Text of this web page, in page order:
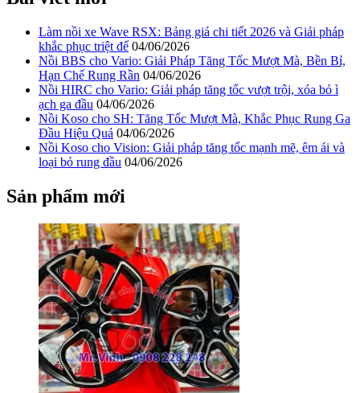
Làm nồi xe Wave RSX: Bảng giá chi tiết 2026 và Giải pháp
khắc phục triệt để 04/06/2026
Nồi BBS cho Vario: Giải Pháp Tăng Tốc Mượt Mà, Bền Bỉ,
Hạn Chế Rung Rần 04/06/2026
Nồi HIRC cho Vario: Giải pháp tăng tốc vượt trội, xóa bỏ ì
ạch ga đầu 04/06/2026
Nồi Koso cho SH: Tăng Tốc Mượt Mà, Khắc Phục Rung Ga
Đầu Hiệu Quả 04/06/2026
Nồi Koso cho Vision: Giải pháp tăng tốc mạnh mẽ, êm ái và
loại bỏ rung đầu 04/06/2026
Sản phẩm mới